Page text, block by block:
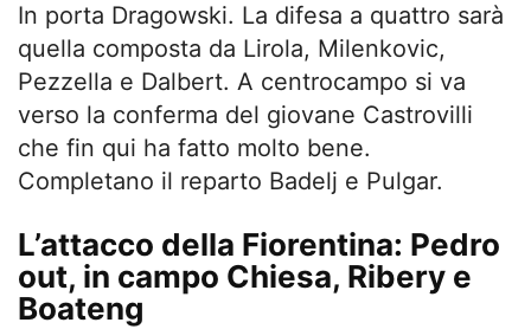
In porta Dragowski. La difesa a quattro sarà
quella composta da Lirola, Milenkovic,
Pezzella e Dalbert. A centrocampo si va
verso la conferma del giovane Castrovilli
che fin qui ha fatto molto bene.
Completano il reparto Badelj e Pulgar.
L’attacco della Fiorentina: Pedro
out, in campo Chiesa, Ribery e
Boateng